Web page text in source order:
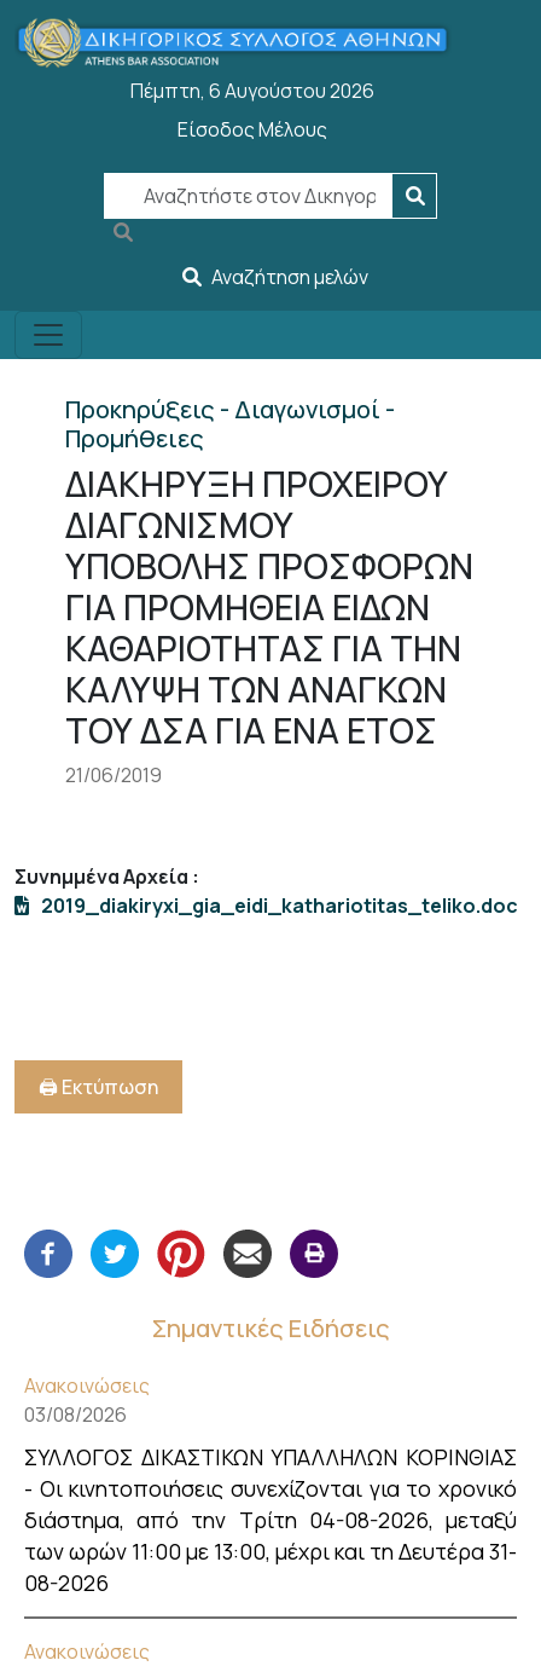
Παράκαμψη προς το κυρίως περιεχόμενο
Πέμπτη, 6 Αυγούστου 2026
User account menu
Είσοδος Μέλους
Αναζήτηση μελών
Προκηρύξεις - Διαγωνισμοί -
Προμήθειες
ΔΙΑΚΗΡΥΞΗ ΠΡΟΧΕΙΡΟΥ
ΔΙΑΓΩΝΙΣΜΟΥ
ΥΠΟΒΟΛΗΣ ΠΡΟΣΦΟΡΩΝ
ΓΙΑ ΠΡΟΜΗΘΕΙΑ ΕΙΔΩΝ
ΚΑΘΑΡΙΟΤΗΤΑΣ ΓΙΑ ΤΗΝ
ΚΑΛΥΨΗ ΤΩΝ ΑΝΑΓΚΩΝ
ΤΟΥ ΔΣΑ ΓΙΑ ΕΝΑ ΕΤΟΣ
21/06/2019
Σημαντικές Ειδήσεις
Ανακοινώσεις
03/08/2026
ΣΥΛΛΟΓΟΣ ΔΙΚΑΣΤΙΚΩΝ ΥΠΑΛΛΗΛΩΝ ΚΟΡΙΝΘΙΑΣ
- Οι κινητοποιήσεις συνεχίζονται για το χρονικό
διάστημα, από την Τρίτη 04-08-2026, μεταξύ
των ωρών 11:00 με 13:00, μέχρι και τη Δευτέρα 31-
08-2026
Ανακοινώσεις
Συνημμένα Αρχεία :
2019_diakiryxi_gia_eidi_kathariotitas_teliko.doc
🖨️ Εκτύπωση